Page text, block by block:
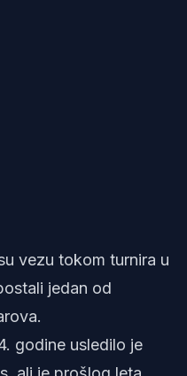
vezu tokom turnira u
jedan od
godine usledilo je